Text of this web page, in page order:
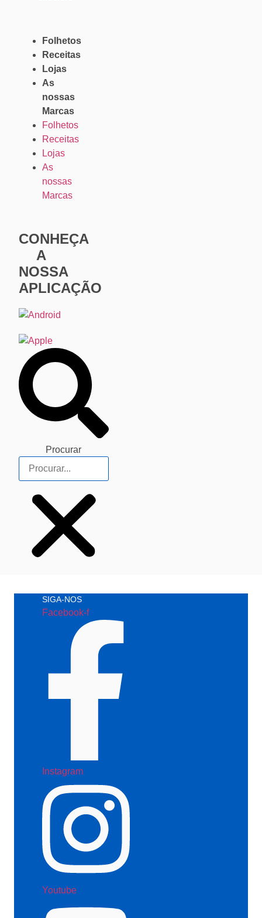
Folhetos
Receitas
Lojas
As
nossas
Marcas
Folhetos
Receitas
Lojas
As
nossas
Marcas
CONHEÇA
A
NOSSA
APLICAÇÃO
Procurar
SIGA-NOS
Facebook-f
Instagram
Youtube